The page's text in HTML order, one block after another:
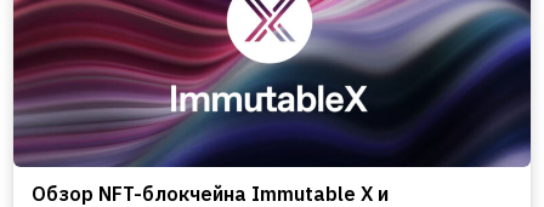
Обзор NFT-блокчейна Immutable X и